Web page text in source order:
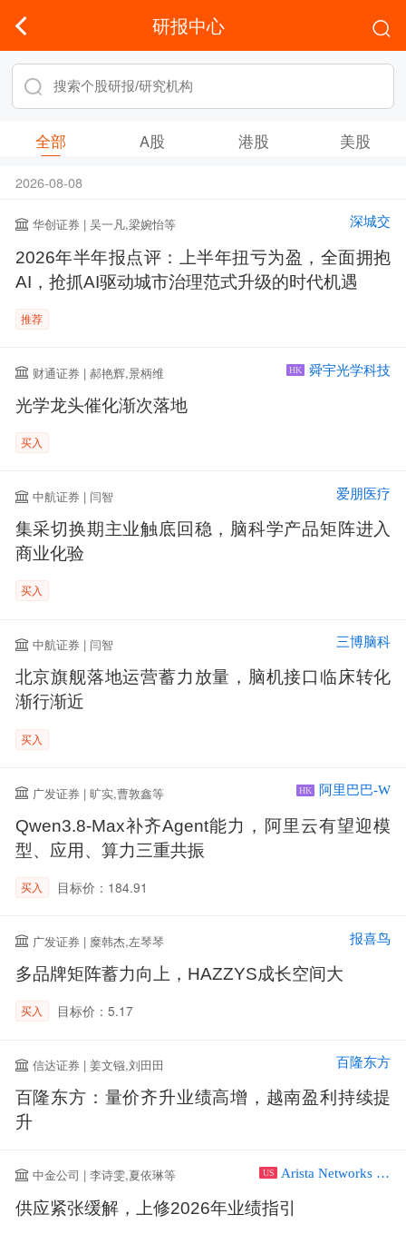
研报中心
全部 A股 港股 美股
2026-08-08
华创证券 | 吴一凡,梁婉怡等 深城交
2026年半年报点评：上半年扭亏为盈，全面拥抱
AI，抢抓AI驱动城市治理范式升级的时代机遇
推荐
财通证券 | 郝艳辉,景柄维 HK 舜宇光学科技
光学龙头催化渐次落地
买入
中航证券 | 闫智 爱朋医疗
集采切换期主业触底回稳，脑科学产品矩阵进入
商业化验
买入
中航证券 | 闫智 三博脑科
北京旗舰落地运营蓄力放量，脑机接口临床转化
渐行渐近
买入
广发证券 | 旷实,曹敦鑫等 HK 阿里巴巴-W
Qwen3.8-Max补齐Agent能力，阿里云有望迎模
型、应用、算力三重共振
买入 目标价：184.91
广发证券 | 糜韩杰,左琴琴 报喜鸟
多品牌矩阵蓄力向上，HAZZYS成长空间大
买入 目标价：5.17
信达证券 | 姜文镪,刘田田 百隆东方
百隆东方：量价齐升业绩高增，越南盈利持续提
升
中金公司 | 李诗雯,夏依琳等 US Arista Networks Inc
供应紧张缓解，上修2026年业绩指引